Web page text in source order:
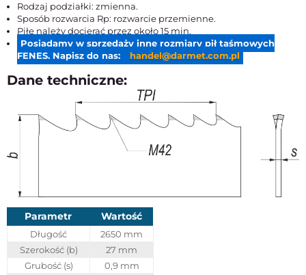
Rodzaj podziałki: zmienna.
Sposób rozwarcia Rp: rozwarcie przemienne.
Piłę należy docierać przez około 15 min.
Posiadamy w sprzedaży inne rozmiary pił taśmowych
FENES. Napisz do nas:
handel@darmet.com.pl
Dane techniczne:
Parametr Wartość
Długość
2650 mm
Szerokość (b)
27 mm
Grubość (s)
0,9 mm